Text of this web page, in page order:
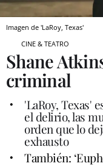
Imagen de 'LaRoy, Texas'
CINE & TEATRO
Shane
criminal
'LaRoy, Texas'
el delirio, las
orden que lo
exhausto
También: